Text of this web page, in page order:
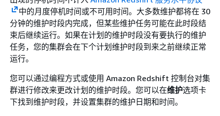
中的月度停机时间或不可用时间。大多数维护都将在 30
分钟的维护时段内完成，但某些维护任务可能在此时段结
束后继续运行。如果在计划的维护时段没有要执行的维护
任务，您的集群会在下个计划维护时段到来之前继续正常
运行。
您可以通过编程方式或使用 Amazon Redshift 控制台对集
群进行修改来更改计划的维护时段。您可以在维护选项卡
下找到维护时段，并设置集群的维护日期和时间。